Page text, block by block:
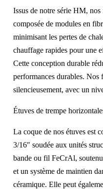
Issus de notre série HM,
composée de modules en
minimisant les pertes de
chauffage rapides pour une
Cette conception durable
performances durables. Nos
silencieusement, avec un
Étuves de trempe
La coque de nos étuves est
3/16″ soudée aux unités
bande ou fil FeCrAl,
et un système de maintien
céramique. Elle peut